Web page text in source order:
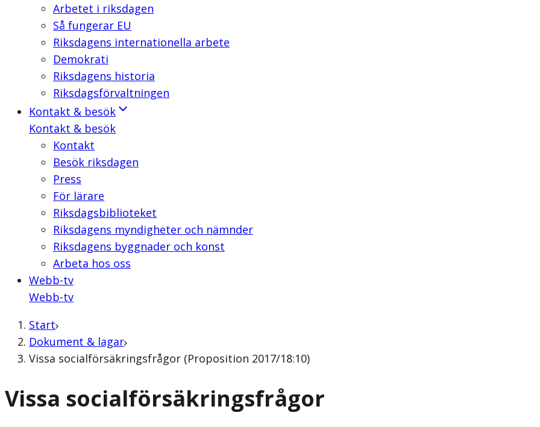
Arbetet i riksdagen
Så fungerar EU
Riksdagens internationella arbete
Demokrati
Riksdagens historia
Riksdagsförvaltningen
Kontakt & besök
Kontakt & besök
Kontakt
Besök riksdagen
Press
För lärare
Riksdagsbiblioteket
Riksdagens myndigheter och nämnder
Riksdagens byggnader och konst
Arbeta hos oss
Webb-tv
Webb-tv
Start
Dokument & lagar
Vissa socialförsäkringsfrågor (Proposition 2017/18:10)
Vissa socialförsäkringsfrågor